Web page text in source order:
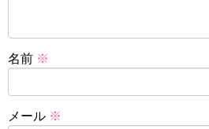
名前 ※
メール ※